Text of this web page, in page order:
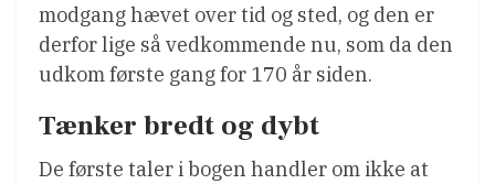
modgang hævet over tid og sted, og den er
derfor lige så vedkommende nu, som da den
udkom første gang for 170 år siden.
Tænker bredt og dybt
De første taler i bogen handler om ikke at